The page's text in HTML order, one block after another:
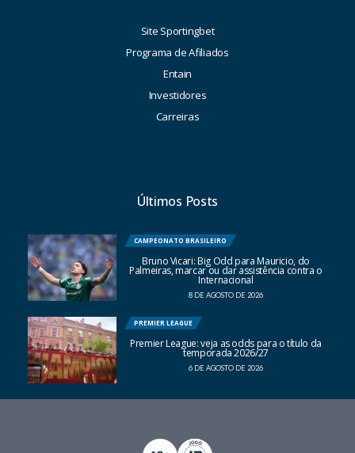
Site Sportingbet
Programa de Afiliados
Entain
Investidores
Carreiras
Últimos Posts
CAMPEONATO BRASILEIRO
Bruno Vicari: Big Odd para Mauricio, do
Palmeiras, marcar ou dar assistência contra o
Internacional
8 DE AGOSTO DE 2026
PREMIER LEAGUE
Premier League: veja as odds para o título da
temporada 2026/27
6 DE AGOSTO DE 2026